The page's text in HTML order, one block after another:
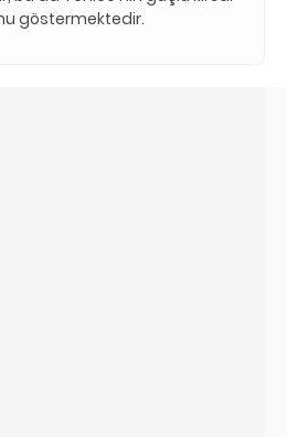
göstermektedir.